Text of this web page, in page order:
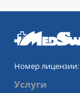
Номер лицензии:
Услуги